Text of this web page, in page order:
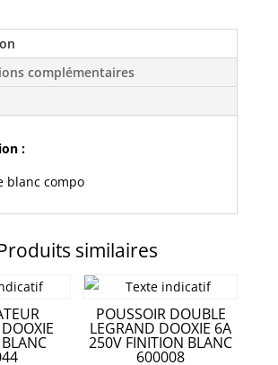
complémentaires
:
blanc compo
similaires
POUSSOIR DOUBLE
LEGRAND DOOXIE 6A
250V FINITION BLANC
600008